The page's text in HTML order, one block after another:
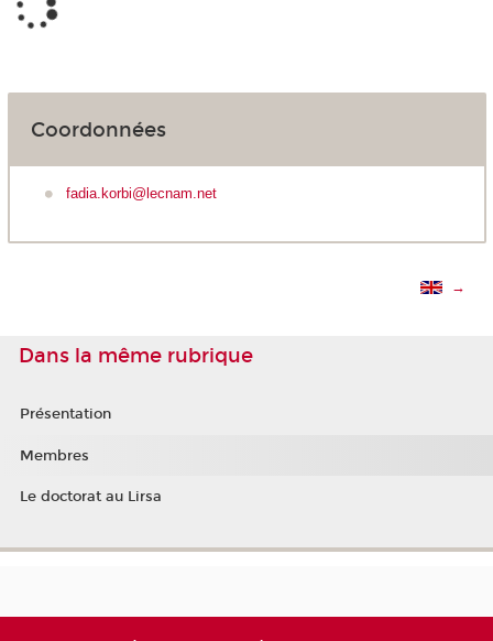
Coordonnées
fadia.korbi@lecnam.net
→
Dans la même rubrique
Présentation
Membres
Le doctorat au Lirsa